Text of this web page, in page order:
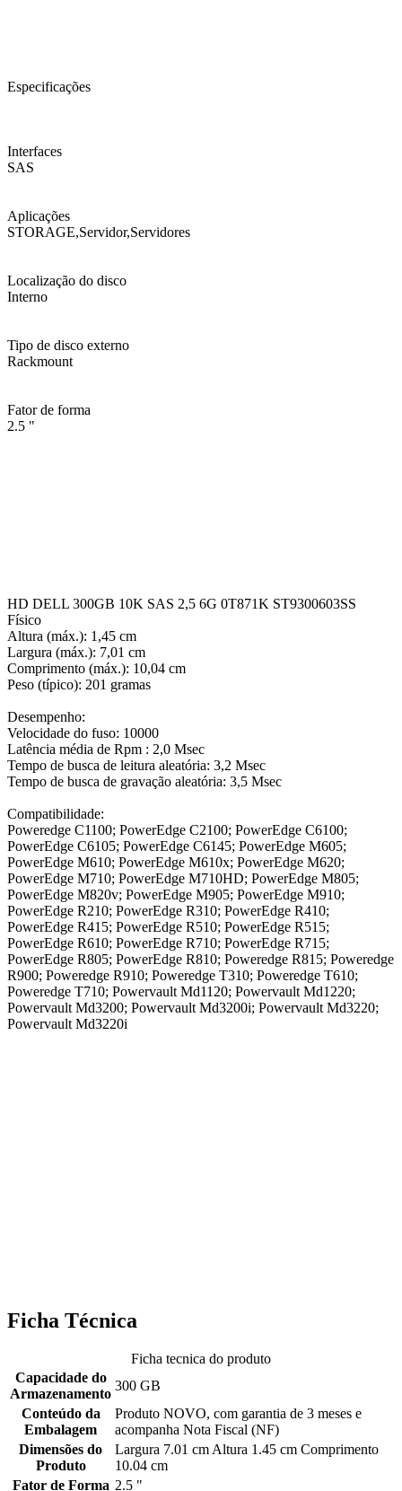
Especificações
Interfaces
SAS
Aplicações
STORAGE,Servidor,Servidores
Localização do disco
Interno
Tipo de disco externo
Rackmount
Fator de forma
2.5 "
HD DELL 300GB 10K SAS 2,5 6G 0T871K ST9300603SS
Físico
Altura (máx.): 1,45 cm
Largura (máx.): 7,01 cm
Comprimento (máx.): 10,04 cm
Peso (típico): 201 gramas
Desempenho:
Velocidade do fuso: 10000
Latência média de Rpm : 2,0 Msec
Tempo de busca de leitura aleatória: 3,2 Msec
Tempo de busca de gravação aleatória: 3,5 Msec
Compatibilidade:
Poweredge C1100; PowerEdge C2100; PowerEdge C6100;
PowerEdge C6105; PowerEdge C6145; PowerEdge M605;
PowerEdge M610; PowerEdge M610x; PowerEdge M620;
PowerEdge M710; PowerEdge M710HD; PowerEdge M805;
PowerEdge M820v; PowerEdge M905; PowerEdge M910;
PowerEdge R210; PowerEdge R310; PowerEdge R410;
PowerEdge R415; PowerEdge R510; PowerEdge R515;
PowerEdge R610; PowerEdge R710; PowerEdge R715;
PowerEdge R805; PowerEdge R810; Poweredge R815; Poweredge
R900; Poweredge R910; Poweredge T310; Poweredge T610;
Poweredge T710; Powervault Md1120; Powervault Md1220;
Powervault Md3200; Powervault Md3200i; Powervault Md3220;
Powervault Md3220i
Ficha Técnica
Ficha tecnica do produto
Capacidade do
Armazenamento
300 GB
Conteúdo da
Embalagem
Produto NOVO, com garantia de 3 meses e
acompanha Nota Fiscal (NF)
Dimensões do
Produto
Largura 7.01 cm Altura 1.45 cm Comprimento
10.04 cm
Fator de Forma 2.5 "